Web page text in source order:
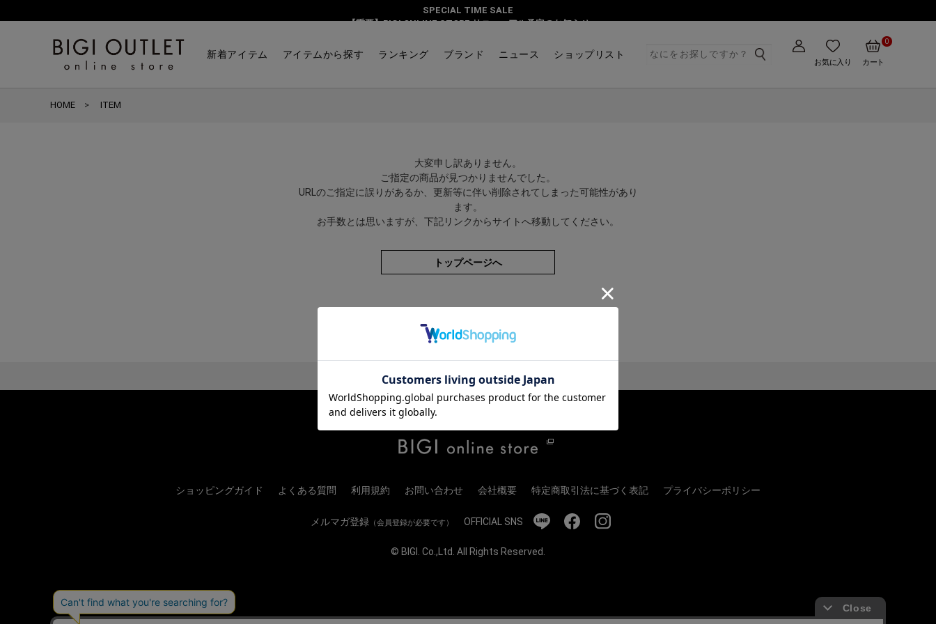
SPECIAL TIME SALE
【重要】BIGI ONLINE STORE リニューアル予定のお知らせ
新着アイテム アイテムから探す ランキング ブランド ニュース ショップリスト
お気に入り カート
0
HOME ITEM
大変申し訳ありません。
ご指定の商品が見つかりませんでした。
URLのご指定に誤りがあるか、更新等に伴い削除されてしまった可能性があり
ます。
お手数とは思いますが、下記リンクからサイトへ移動してください。
トップページへ
ショッピングガイド よくある質問 利用規約 お問い合わせ 会社概要 特定商取引法に基づく表記 プライバシーポリシー
メルマガ登録 （会員登録が必要です） OFFICIAL SNS
© BIGI. Co.,Ltd. All Rights Reserved.